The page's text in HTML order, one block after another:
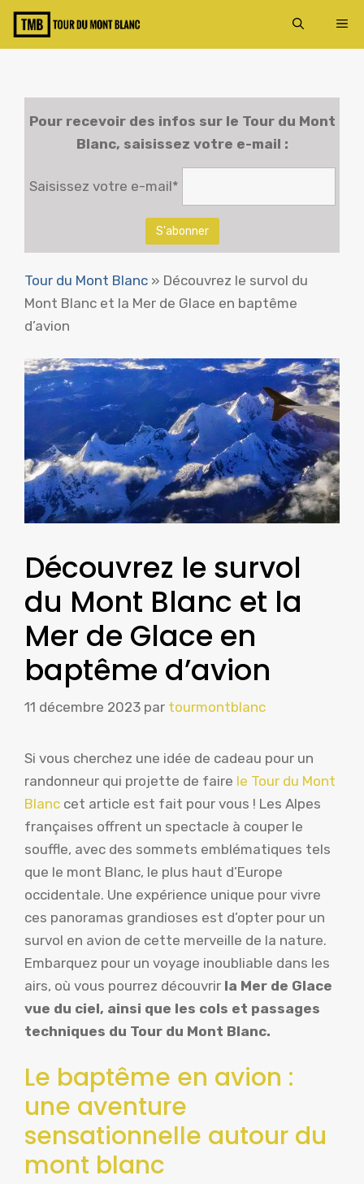
Aller
au
Pour recevoir des infos sur le Tour du Mont
Blanc, saisissez votre e-mail :
Saisissez votre e-mail*
Tour du Mont Blanc » Découvrez le survol du
Mont Blanc et la Mer de Glace en baptême
d’avion
Découvrez le survol
du Mont Blanc et la
Mer de Glace en
baptême d’avion
11 décembre 2023 par tourmontblanc
Si vous cherchez une idée de cadeau pour un
randonneur qui projette de faire le Tour du Mont
Blanc cet article est fait pour vous ! Les Alpes
françaises offrent un spectacle à couper le
souffle, avec des sommets emblématiques tels
que le mont Blanc, le plus haut d’Europe
occidentale. Une expérience unique pour vivre
ces panoramas grandioses est d’opter pour un
survol en avion de cette merveille de la nature.
Embarquez pour un voyage inoubliable dans les
airs, où vous pourrez découvrir la Mer de Glace
vue du ciel, ainsi que les cols et passages
techniques du Tour du Mont Blanc.
Le baptême en avion :
une aventure
sensationnelle autour du
mont blanc